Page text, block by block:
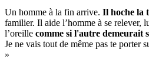
Un homme à la fin arrive. Il hoche la
familier. Il aide l’homme à se relever,
l’oreille comme si l'autre demeurait
Je ne vais tout de même pas te porter
»